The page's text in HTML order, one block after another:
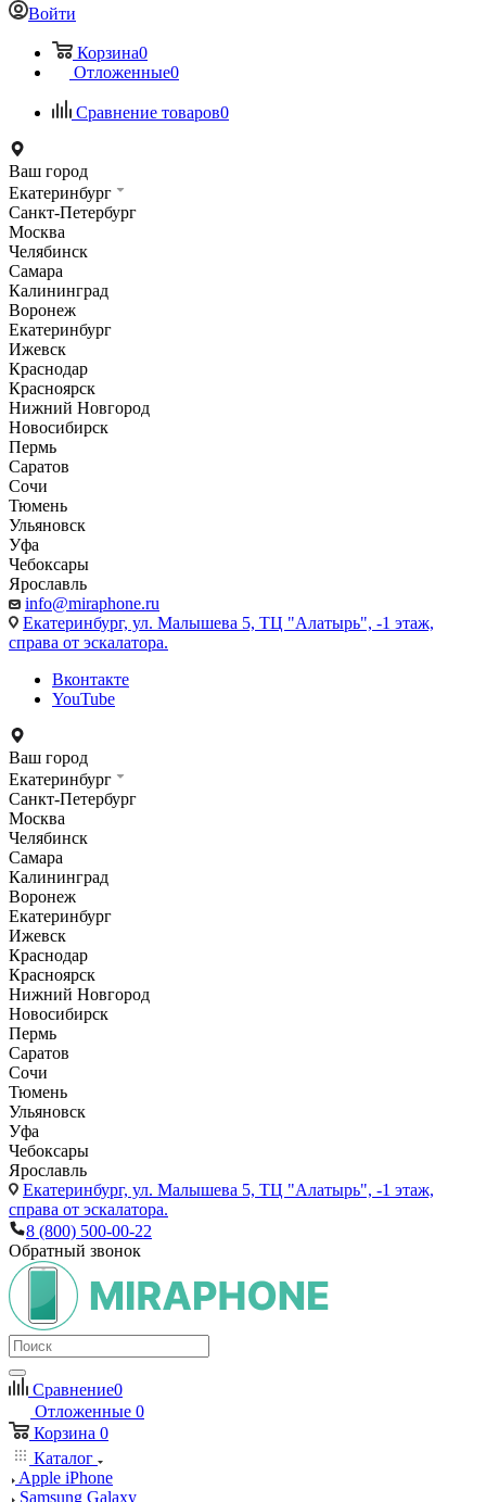
Войти
Корзина0
Отложенные0
Сравнение товаров0
Ваш город
Екатеринбург
Санкт-Петербург
Москва
Челябинск
Самара
Калининград
Воронеж
Екатеринбург
Ижевск
Краснодар
Красноярск
Нижний Новгород
Новосибирск
Пермь
Саратов
Сочи
Тюмень
Ульяновск
Уфа
Чебоксары
Ярославль
info@miraphone.ru
Екатеринбург, ул. Малышева 5, ТЦ "Алатырь", -1 этаж,
справа от эскалатора.
Вконтакте
YouTube
Ваш город
Екатеринбург
Санкт-Петербург
Москва
Челябинск
Самара
Калининград
Воронеж
Екатеринбург
Ижевск
Краснодар
Красноярск
Нижний Новгород
Новосибирск
Пермь
Саратов
Сочи
Тюмень
Ульяновск
Уфа
Чебоксары
Ярославль
Екатеринбург, ул. Малышева 5, ТЦ "Алатырь", -1 этаж,
справа от эскалатора.
8 (800) 500-00-22
Обратный звонок
Сравнение0
Отложенные 0
Корзина 0
Каталог
Apple iPhone
Samsung Galaxy